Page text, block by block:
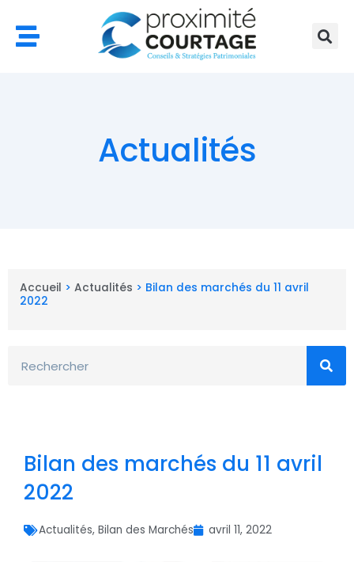
contenu
Actualités
Accueil > Actualités > Bilan des marchés du 11 avril
2022
Bilan des marchés du 11 avril
2022
Actualités, Bilan des Marchés avril 11, 2022